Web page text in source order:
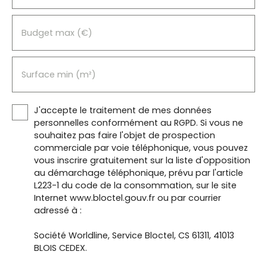
Budget max (€)
Surface min (m²)
J'accepte le traitement de mes données
personnelles conformément au RGPD. Si vous ne
souhaitez pas faire l'objet de prospection
commerciale par voie téléphonique, vous pouvez
vous inscrire gratuitement sur la liste d'opposition
au démarchage téléphonique, prévu par l'article
L223-1 du code de la consommation, sur le site
Internet www.bloctel.gouv.fr ou par courrier
adressé à :
Société Worldline, Service Bloctel, CS 61311, 41013
BLOIS CEDEX.